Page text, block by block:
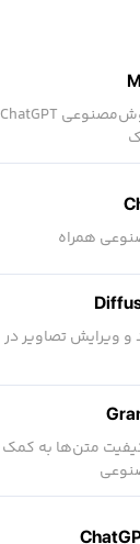
چت با هوش‌مصنوعی ChatGPT
همراه
و ویرایش تصاویر در
متن‌ها به کمک